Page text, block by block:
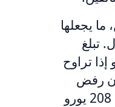
لجميع السائقين، ما يجعلها
تبلغ
مستوى الكحول 0.03٪ أو أقل، وتصل إلى 208 يورو إذا تراوح
أن رفض
الخضوع لاختبار جهاز قياس الكحول على الطريق قد يؤدي إلى غرامة قدرها 208 يورو